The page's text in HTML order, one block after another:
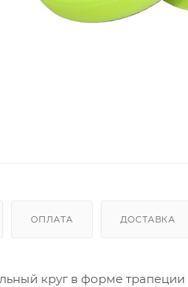
ОПЛАТА ДОСТАВКА
круг в форме